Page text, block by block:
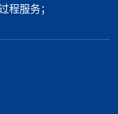
程服务；